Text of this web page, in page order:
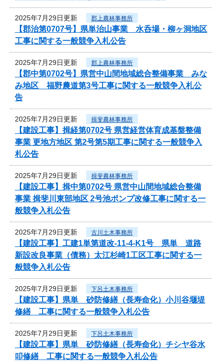
2025年7月29日更新 郡上農林事務所
【郡治第0707号】県単治山事業 水呑場・柳ヶ洞地区
工事に関する一般競争入札公告
2025年7月29日更新 郡上農林事務所
【郡中第0702号】県営中山間地域総合整備事業 みな
み地区 福野農道第3号工事に関する一般競争入札公
告
2025年7月29日更新 揖斐農林事務所
【建設工事】揖経第0702号 県営経営体育成基盤整備
事業 更地方地区 第2号第5期工事に関する一般競争入
札公告
2025年7月29日更新 揖斐農林事務所
【建設工事】揖中第0702号 県営中山間地域総合整備
事業 揖斐川東部地区 2号池ポンプ改修工事に関する一
般競争入札公告
2025年7月29日更新 古川土木事務所
【建設工事】工建1単第道改-11-4-K1号 県単 道路
新設改良事業（債務）太江杉崎1工区工事に関する一
般競争入札公告
2025年7月29日更新 下呂土木事務所
【建設工事】県単 砂防修繕（長寿命化）小川谷堰堤
修繕 工事に関する一般競争入札公告
2025年7月29日更新 下呂土木事務所
【建設工事】県単 砂防修繕（長寿命化）チシヤ谷水
叩修繕 工事に関する一般競争入札公告